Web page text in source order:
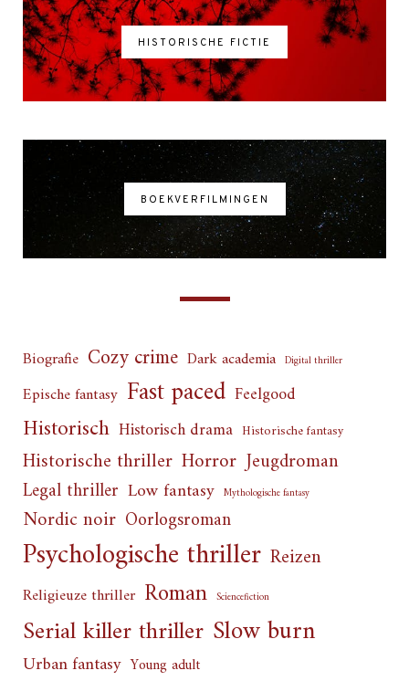
HISTORISCHE FICTIE
BOEKVERFILMINGEN
Biografie Cozy crime Dark academia Digital thriller
Epische fantasy Fast paced Feelgood
Historisch Historisch drama Historische fantasy
Historische thriller Horror Jeugdroman
Legal thriller Low fantasy Mythologische fantasy
Nordic noir Oorlogsroman
Psychologische thriller Reizen
Religieuze thriller Roman Sciencefiction
Serial killer thriller Slow burn
Urban fantasy Young adult